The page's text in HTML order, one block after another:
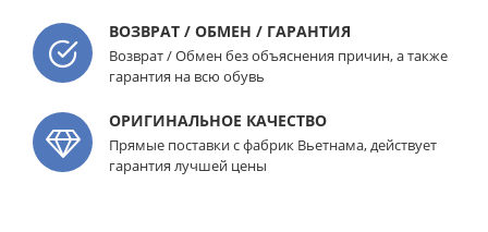
ВОЗВРАТ / ОБМЕН / ГАРАНТИЯ
Возврат / Обмен без объяснения причин, а также
гарантия на всю обувь
ОРИГИНАЛЬНОЕ КАЧЕСТВО
Прямые поставки с фабрик Вьетнама, действует
гарантия лучшей цены